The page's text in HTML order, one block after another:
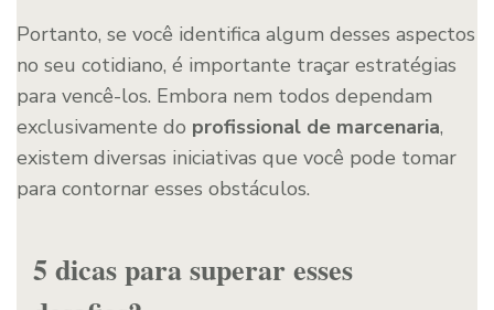
Portanto, se você identifica algum desses aspectos
no seu cotidiano, é importante traçar estratégias
para vencê-los. Embora nem todos dependam
exclusivamente do profissional de marcenaria,
existem diversas iniciativas que você pode tomar
para contornar esses obstáculos.
5 dicas para superar esses